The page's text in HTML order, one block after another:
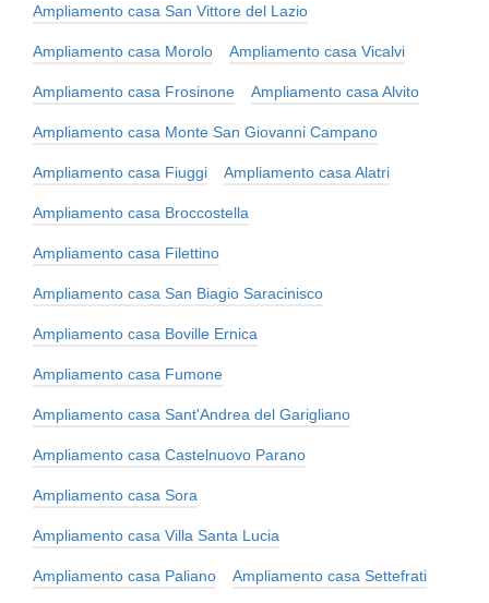
Ampliamento casa San Vittore del Lazio
Ampliamento casa Morolo Ampliamento casa Vicalvi
Ampliamento casa Frosinone Ampliamento casa Alvito
Ampliamento casa Monte San Giovanni Campano
Ampliamento casa Fiuggi Ampliamento casa Alatri
Ampliamento casa Broccostella
Ampliamento casa Filettino
Ampliamento casa San Biagio Saracinisco
Ampliamento casa Boville Ernica
Ampliamento casa Fumone
Ampliamento casa Sant'Andrea del Garigliano
Ampliamento casa Castelnuovo Parano
Ampliamento casa Sora
Ampliamento casa Villa Santa Lucia
Ampliamento casa Paliano Ampliamento casa Settefrati